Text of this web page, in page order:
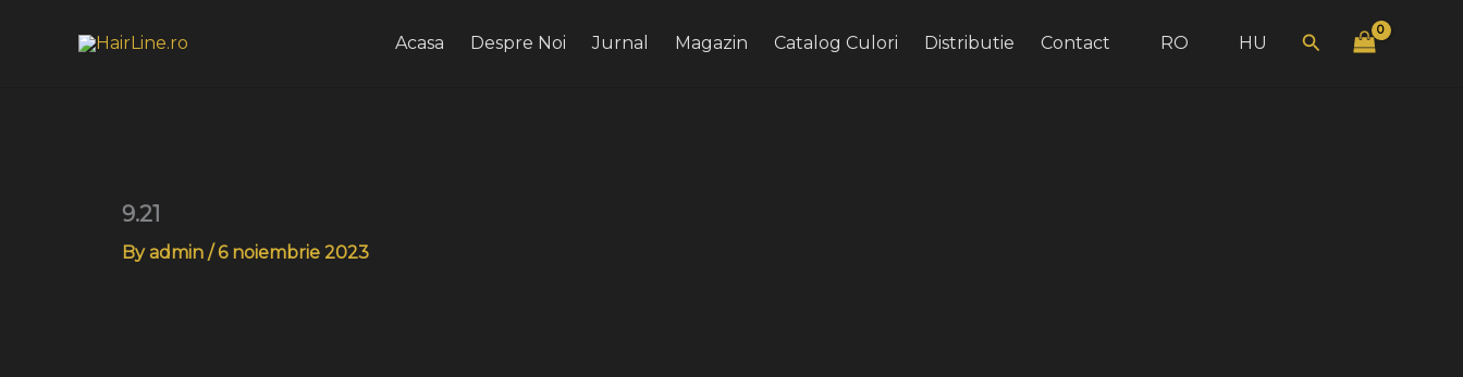
Acasa Despre Noi Jurnal Magazin Catalog Culori Distributie Contact RO HU Search
9.21
By admin /6 noiembrie 2023